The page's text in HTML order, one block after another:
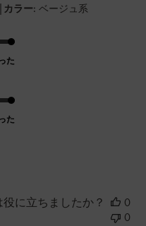
| カラー: ベージュ系
た
た
に立ちましたか？
0
0